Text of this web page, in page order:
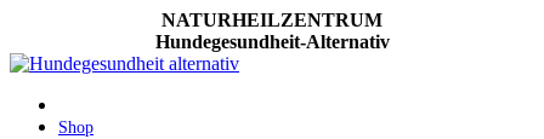
NATURHEILZENTRUM
Hundegesundheit-Alternativ
Shop